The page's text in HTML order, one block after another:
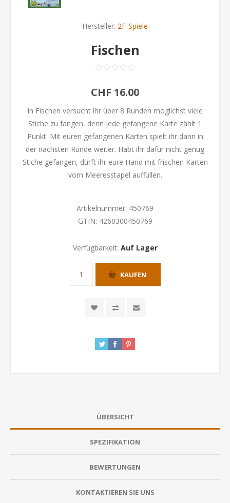
Hersteller: 2F-Spiele
Fischen
CHF 16.00
In Fischen versucht ihr über 8 Runden möglichst viele
Stiche zu fangen, denn jede gefangene Karte zählt 1
Punkt. Mit euren gefangenen Karten spielt ihr dann in
der nächsten Runde weiter. Habt ihr dafür nicht genug
Stiche gefangen, dürft ihr eure Hand mit frischen Karten
vom Meeresstapel auffüllen.
Artikelnummer: 450769
GTIN: 4260300450769
Verfügbarkeit: Auf Lager
KAUFEN
ÜBERSICHT
SPEZIFIKATION
BEWERTUNGEN
KONTAKTIEREN SIE UNS